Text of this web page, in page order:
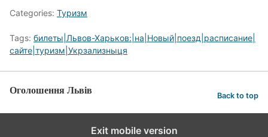
Categories: Туризм
Tags: билеты|Львов-Харьков:|на|Новый|поезд|расписание|
сайте|туризм|Укрзализныця
Оголошення Львів Back to top
Exit mobile version